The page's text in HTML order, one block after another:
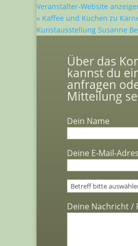
Veranstalter-Website
« Kaffee und Kuchen zu
Kunstausstellung Susanne
Über das
kannst du
anfragen
Mitteilung
Dein Name
Deine E-Mail-
Deine Nachricht /